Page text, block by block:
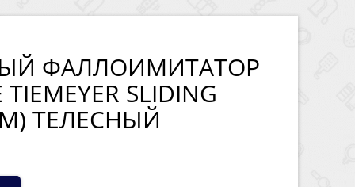
ФАЛЛОИМИТАТОР
SLIDING
ТЕЛЕСНЫЙ